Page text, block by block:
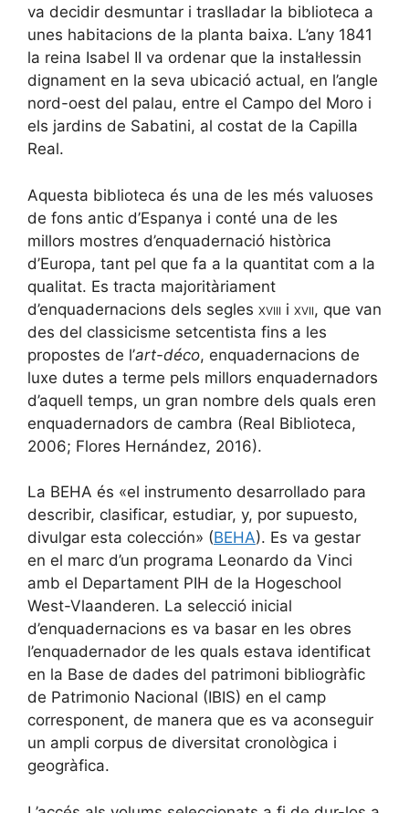
va decidir desmuntar i traslladar la biblioteca a
unes habitacions de la planta baixa. L’any 1841
la reina Isabel II va ordenar que la instal·lessin
dignament en la seva ubicació actual, en l’angle
nord-oest del palau, entre el Campo del Moro i
els jardins de Sabatini, al costat de la Capilla
Real.
Aquesta biblioteca és una de les més valuoses
de fons antic d’Espanya i conté una de les
millors mostres d’enquadernació històrica
d’Europa, tant pel que fa a la quantitat com a la
qualitat. Es tracta majoritàriament
d’enquadernacions dels segles xviii i xvii, que van
des del classicisme setcentista fins a les
propostes de l’art-déco, enquadernacions de
luxe dutes a terme pels millors enquadernadors
d’aquell temps, un gran nombre dels quals eren
enquadernadors de cambra (Real Biblioteca,
2006; Flores Hernández, 2016).
La BEHA és «el instrumento desarrollado para
describir, clasificar, estudiar, y, por supuesto,
divulgar esta colección» (BEHA). Es va gestar
en el marc d’un programa Leonardo da Vinci
amb el Departament PIH de la Hogeschool
West-Vlaanderen. La selecció inicial
d’enquadernacions es va basar en les obres
l’enquadernador de les quals estava identificat
en la Base de dades del patrimoni bibliogràfic
de Patrimonio Nacional (IBIS) en el camp
corresponent, de manera que es va aconseguir
un ampli corpus de diversitat cronològica i
geogràfica.